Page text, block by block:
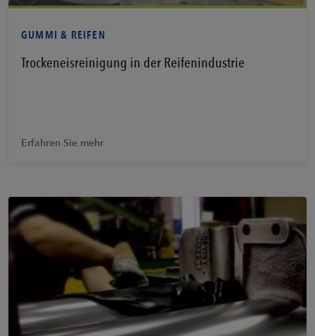
GUMMI & REIFEN
Trockeneisreinigung in der Reifenindustrie
Erfahren Sie mehr
Erfahren Sie mehr